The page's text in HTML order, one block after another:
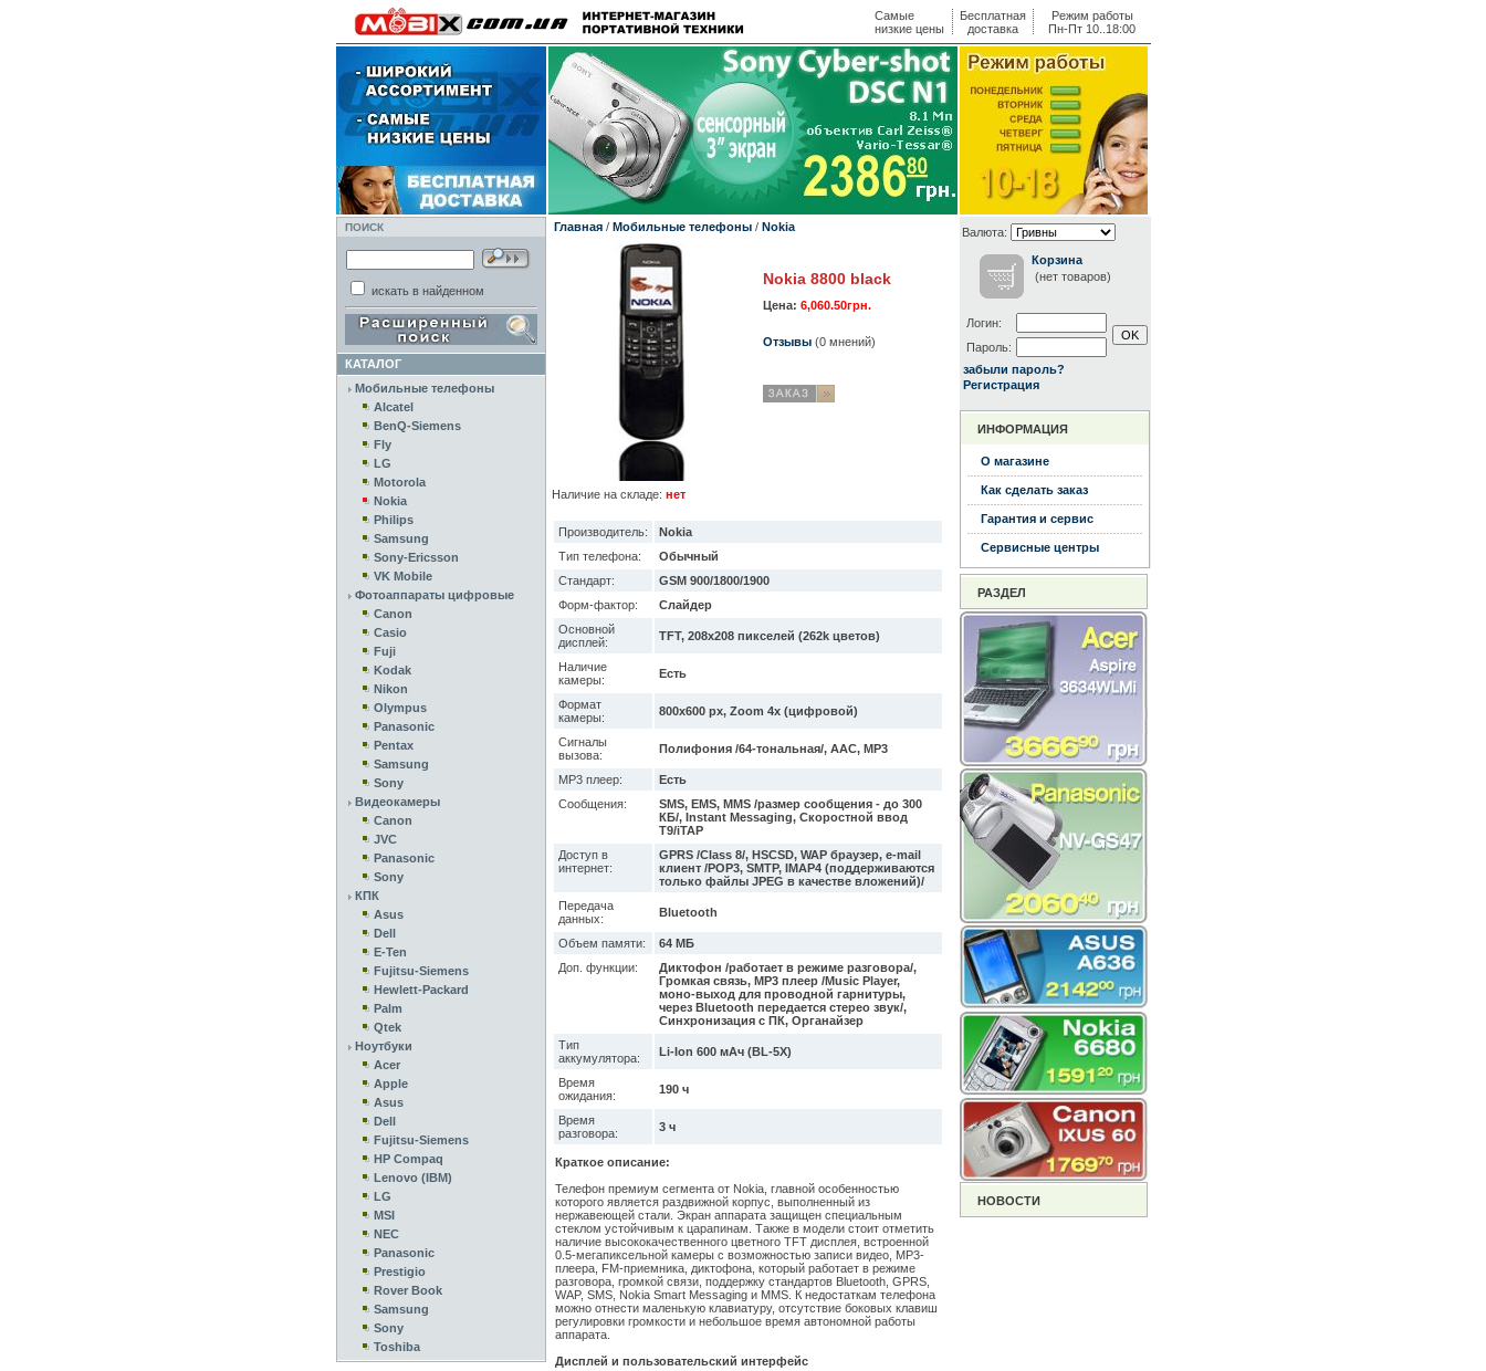
Самые
низкие цены
Бесплатная
доставка
Режим работы
Пн-Пт 10..18:00
ПОИСК
искать в найденном
КАТАЛОГ
Мобильные телефоны
Alcatel
BenQ-Siemens
Fly
LG
Motorola
Nokia
Philips
Samsung
Sony-Ericsson
VK Mobile
Фотоаппараты цифровые
Canon
Casio
Fuji
Kodak
Nikon
Olympus
Panasonic
Pentax
Samsung
Sony
Видеокамеры
Canon
JVC
Panasonic
Sony
КПК
Asus
Dell
E-Ten
Fujitsu-Siemens
Hewlett-Packard
Palm
Qtek
Ноутбуки
Acer
Apple
Asus
Dell
Fujitsu-Siemens
HP Compaq
Lenovo (IBM)
LG
MSI
NEC
Panasonic
Prestigio
Rover Book
Samsung
Sony
Toshiba
Главная/ Мобильные телефоны/ Nokia
Nokia 8800 black
Цена: 6,060.50грн.
Отзывы(0 мнений)
Наличие на складе: нет
Производитель:
Nokia
Тип телефона:
Обычный
Стандарт:
GSM 900/1800/1900
Форм-фактор:
Слайдер
Основной
дисплей:
TFT, 208x208 пикселей (262k цветов)
Наличие
камеры:
Есть
Формат
камеры:
800x600 px, Zoom 4x (цифровой)
Сигналы
вызова:
Полифония /64-тональная/, AAC, MP3
MP3 плеер:
Есть
Сообщения:
SMS, EMS, MMS /размер сообщения - до 300
КБ/, Instant Messaging, Скоростной ввод
T9/iTAP
Доступ в
интернет:
GPRS /Class 8/, HSCSD, WAP браузер, e-mail
клиент /POP3, SMTP, IMAP4 (поддерживаются
только файлы JPEG в качестве вложений)/
Передача
данных:
Bluetooth
Объем памяти:
64 МБ
Доп. функции:
Диктофон /работает в режиме разговора/,
Громкая связь, MP3 плеер /Music Player,
моно-выход для проводной гарнитуры,
через Bluetooth передается стерео звук/,
Синхронизация с ПК, Органайзер
Тип
аккумулятора:
Li-Ion 600 мАч (BL-5X)
Время
ожидания:
190 ч
Время
разговора:
3 ч
Краткое описание:
Телефон премиум сегмента от Nokia, главной особенностью
которого является раздвижной корпус, выполненный из
нержавеющей стали. Экран аппарата защищен специальным
стеклом устойчивым к царапинам. Также в модели стоит отметить
наличие высококачественного цветного TFT дисплея, встроенной
0.5-мегапиксельной камеры с возможностью записи видео, MP3-
плеера, FM-приемника, диктофона, который работает в режиме
разговора, громкой связи, поддержку стандартов Bluetooth, GPRS,
WAP, SMS, Nokia Smart Messaging и MMS. К недостаткам телефона
можно отнести маленькую клавиатуру, отсутствие боковых клавиш
регулировки громкости и небольшое время автономной работы
аппарата.
Дисплей и пользовательский интерфейс
Валюта:
Корзина
(нет товаров)
Логин:
Пароль:
забыли пароль?
Регистрация
ИНФОРМАЦИЯ
О магазине
Как сделать заказ
Гарантия и сервис
Сервисные центры
РАЗДЕЛ
НОВОСТИ